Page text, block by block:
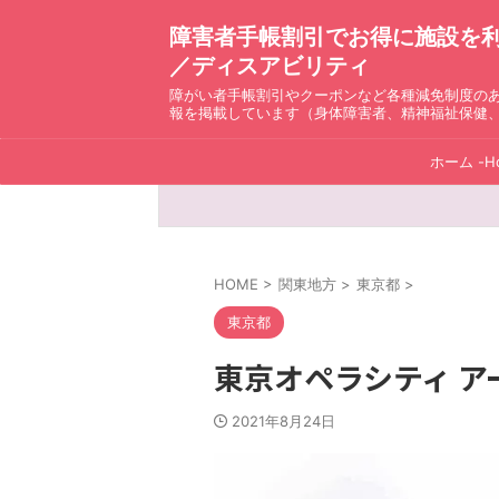
障害者手帳割引でお得に施設を
／ディスアビリティ
障がい者手帳割引やクーポンなど各種減免制度の
報を掲載しています（身体障害者、精神福祉保健
ホーム -
HOME > 関東地方 > 東京都 >
東京都
東京オペラシティ
2021年8月24日